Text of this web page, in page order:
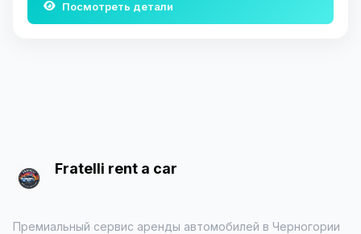
Посмотреть детали
Fratelli rent a car
Премиальный сервис аренды автомобилей в Черногории